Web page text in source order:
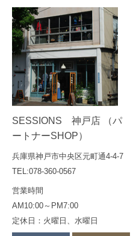
SESSIONS 神戸店 （パ
ートナーSHOP）
兵庫県神戸市中央区元町通4-4-7
TEL:078-360-0567
営業時間
AM10:00～PM7:00
定休日：火曜日、水曜日